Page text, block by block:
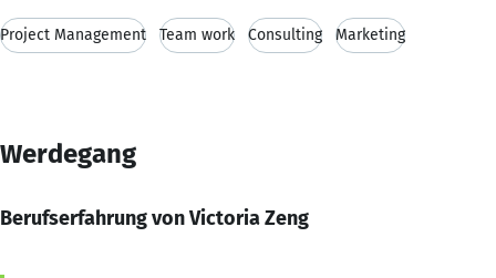
Project Management Team work Consulting Marketing
Werdegang
Berufserfahrung von Victoria Zeng